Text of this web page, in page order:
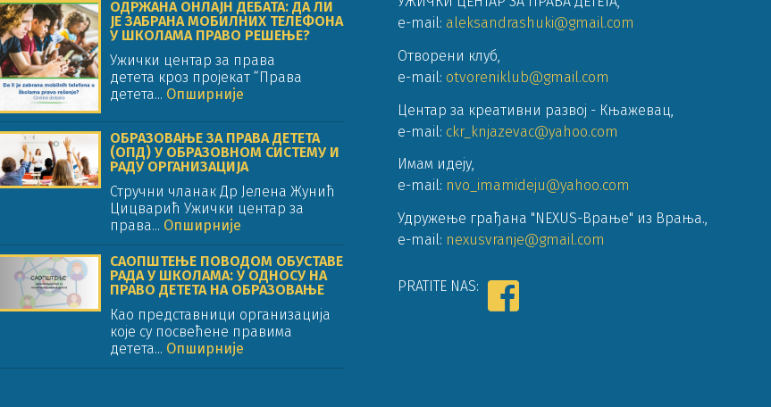
ОДРЖАНА ОНЛАЈН ДЕБАТА: ДА ЛИ
ЈЕ ЗАБРАНА МОБИЛНИХ ТЕЛЕФОНА
У ШКОЛАМА ПРАВО РЕШЕЊЕ?
Ужички центар за права
детета кроз пројекат “Права
детета... Опширније
ОБРАЗОВАЊЕ ЗА ПРАВА ДЕТЕТА
(ОПД) У ОБРАЗОВНОМ СИСТЕМУ И
РАДУ ОРГАНИЗАЦИЈА
Стручни чланак Др Јелена Жунић
Цицварић Ужички центар за
права... Опширније
САОПШТЕЊЕ ПОВОДОМ ОБУСТАВЕ
РАДА У ШКОЛАМА: У ОДНОСУ НА
ПРАВО ДЕТЕТА НА ОБРАЗОВАЊЕ
Као представници организација
које су посвећене правима
детета... Опширније
e-mail: aleksandrashuki@gmail.com
Отворени клуб
e-mail: otvoreniklub@gmail.com
Центар за креативни развој - Књажевац
e-mail: ckr_knjazevac@yahoo.com
Имам идеју,
e-mail: nvo_imamideju@yahoo.com
Удружење грађана "NEXUS-Врање" из Врања.,
e-mail: nexusvranje@gmail.com
PRATITE NAS: